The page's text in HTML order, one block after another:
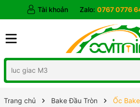
Tài khoản Zalo: 0767 0776
Trang chủ Bake Đầu Tròn
Ốc